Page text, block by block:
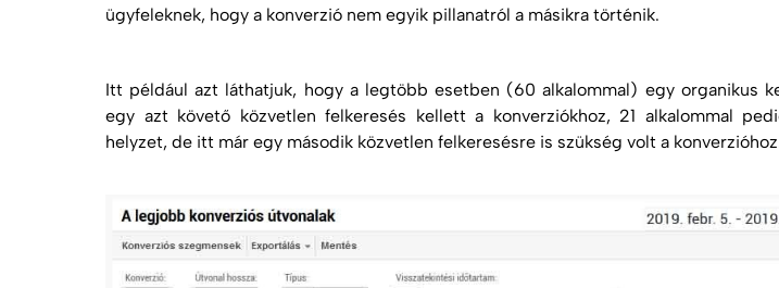
ügyfeleknek, hogy a konverzió nem egyik pillanatról a másikra történik.
Itt például azt láthatjuk, hogy a legtöbb esetben (60 alkalommal) egy organikus
egy azt követő közvetlen felkeresés kellett a konverziókhoz, 21 alkalommal
helyzet, de itt már egy második közvetlen felkeresésre is szükség volt a